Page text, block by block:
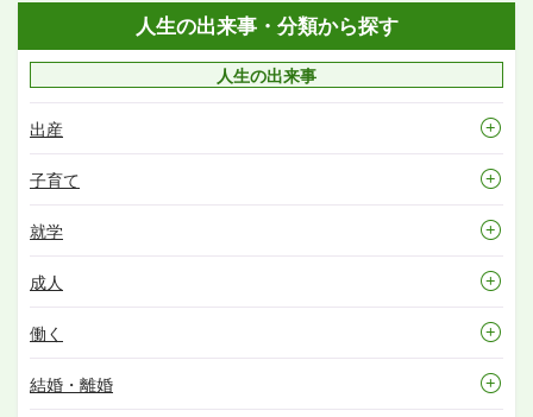
人生の出来事・分類から探す
人生の出来事
出産
子育て
就学
成人
働く
結婚・離婚